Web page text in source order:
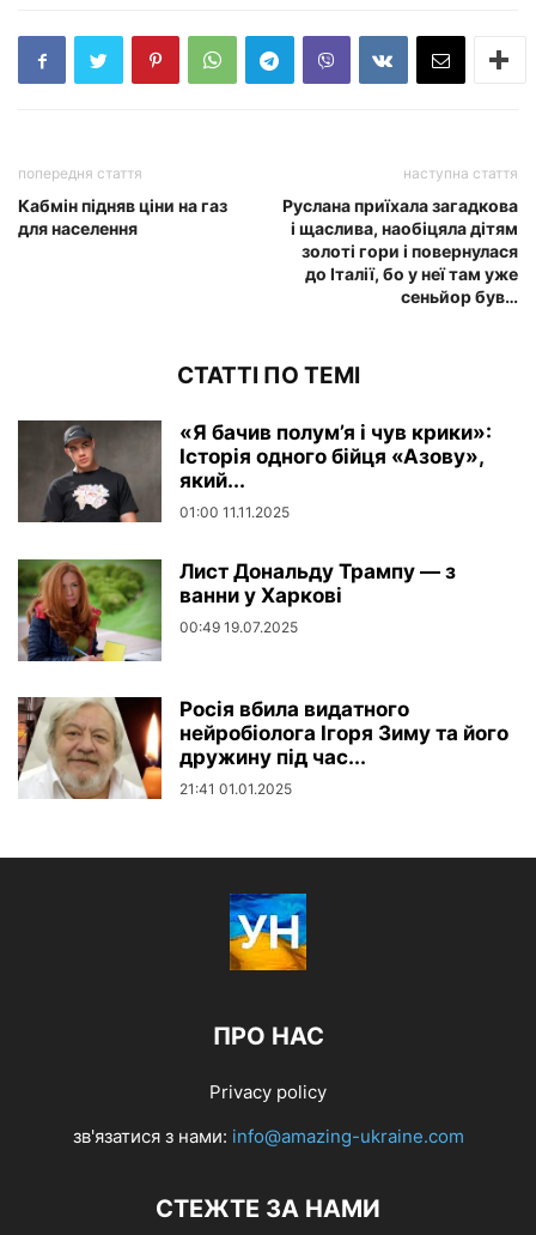
попередня стаття
Кабмін підняв ціни на газ
для населення
наступна стаття
Руслана приїхала загадкова
і щаслива, наобіцяла дітям
золоті гори і повернулася
до Італії, бо у неї там уже
сеньйор був…
СТАТТІ ПО ТЕМІ
«Я бачив полум’я і чув крики»:
Історія одного бійця «Азову»,
який...
01:00 11.11.2025
Лист Дональду Трампу — з
ванни у Харкові
00:49 19.07.2025
Росія вбила видатного
нейробіолога Ігоря Зиму та його
дружину під час...
21:41 01.01.2025
ПРО НАС
Privacy policy
зв'язатися з нами: info@amazing-ukraine.com
СТЕЖТЕ ЗА НАМИ